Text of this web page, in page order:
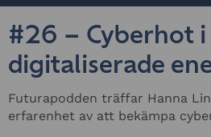
#26 – Cyberhot i
digitaliserade
Futurapodden träffar Hanna
erfarenhet av att bekämpa